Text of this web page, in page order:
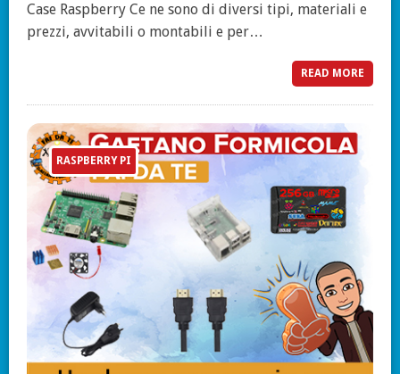
Case Raspberry Ce ne sono di diversi tipi, materiali e
prezzi, avvitabili o montabili e per…
READ MORE
RASPBERRY PI